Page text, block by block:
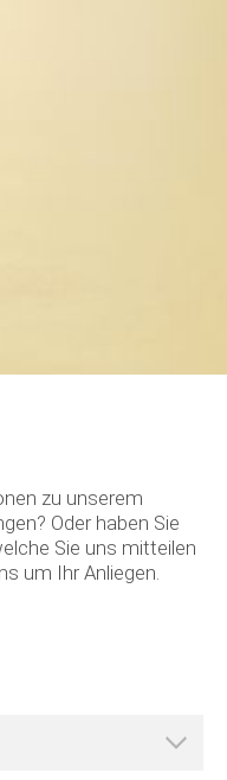
zu unserem
Oder haben Sie
Sie uns mitteilen
um Ihr Anliegen.